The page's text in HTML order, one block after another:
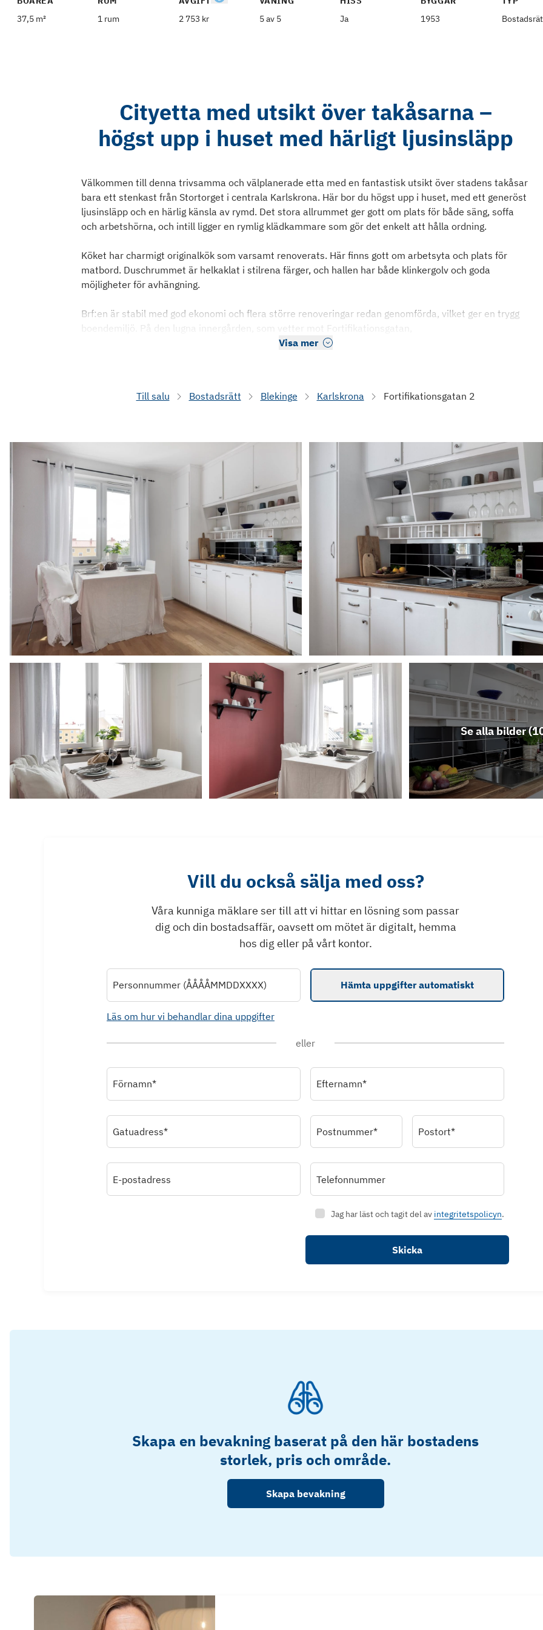
37,5 m²
1 rum
2 753 kr
5 av 5
Ja
1953
Cityetta med utsikt över takåsarna –
högst upp i huset med härligt ljusinsläpp
Välkommen till denna trivsamma och välplanerade etta med en fantastisk utsikt över stadens takåsar
bara ett stenkast från Stortorget i centrala Karlskrona. Här bor du högst upp i huset, med ett generöst
ljusinsläpp och en härlig känsla av rymd. Det stora allrummet ger gott om plats för både säng, soffa
och arbetshörna, och intill ligger en rymlig klädkammare som gör det enkelt att hålla ordning.
Köket har charmigt originalkök som varsamt renoverats. Här finns gott om arbetsyta och plats för
matbord. Duschrummet är helkaklat i stilrena färger, och hallen har både klinkergolv och goda
möjligheter för avhängning.
Brf:en är stabil med god ekonomi och flera större renoveringar redan genomförda, vilket ger en trygg
boendemiljö. På den lugna innergården, som vetter mot Fortifikationsgatan,
Visa mer
Till salu Bostadsrätt Blekinge Karlskrona Fortifikationsgatan 2
Se alla bilder (
Vill du också sälja med oss?
Våra kunniga mäklare ser till att vi hittar en lösning som passar
dig och din bostadsaffär, oavsett om mötet är digitalt, hemma
hos dig eller på vårt kontor.
Personnummer (ÅÅÅÅMMDDXXXX) Hämta uppgifter automatiskt
Läs om hur vi behandlar dina uppgifter
eller
Förnamn* Efternamn*
Gatuadress* Postnummer* Postort*
E-postadress Telefonnummer
Jag har läst och tagit del av integritetspolicyn.
Skicka
Skapa en bevakning baserat på den här bostadens
storlek, pris och område.
Skapa bevakning